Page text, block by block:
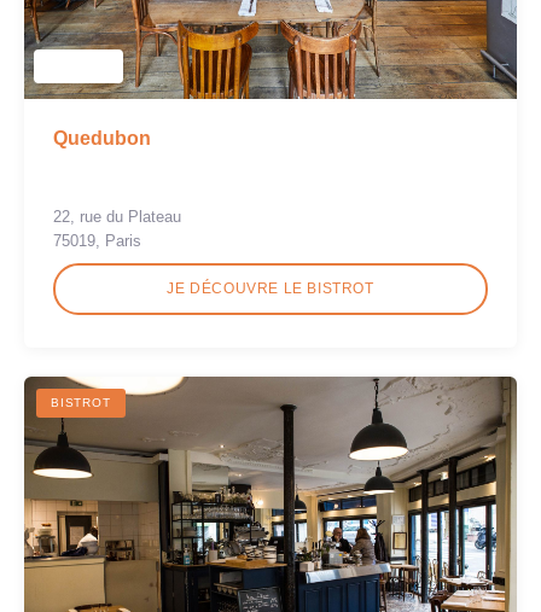
Quedubon
22, rue du Plateau
75019, Paris
JE DÉCOUVRE LE BISTROT
BISTROT